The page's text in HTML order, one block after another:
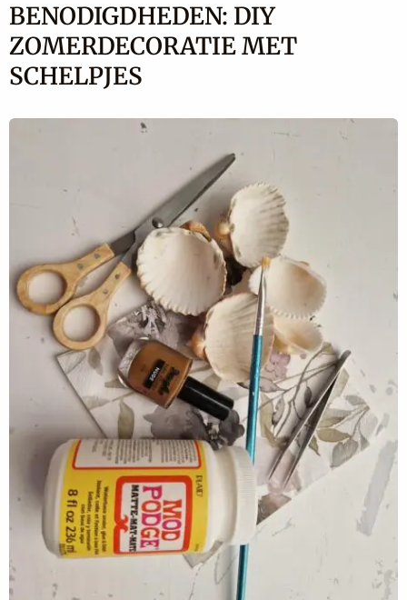
BENODIGDHEDEN: DIY
ZOMERDECORATIE MET
SCHELPJES